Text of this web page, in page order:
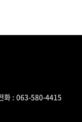
화 : 063-580-4415